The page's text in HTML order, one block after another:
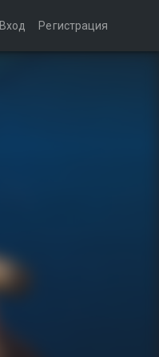
Вход Регистрация